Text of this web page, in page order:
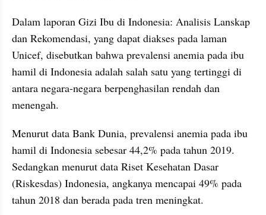
Dalam laporan Gizi Ibu di Indonesia: Analisis Lanskap
dan Rekomendasi, yang dapat diakses pada laman
Unicef, disebutkan bahwa prevalensi anemia pada ibu
hamil di Indonesia adalah salah satu yang tertinggi di
antara negara-negara berpenghasilan rendah dan
menengah.
Menurut data Bank Dunia, prevalensi anemia pada ibu
hamil di Indonesia sebesar 44,2% pada tahun 2019.
Sedangkan menurut data Riset Kesehatan Dasar
(Riskesdas) Indonesia, angkanya mencapai 49% pada
tahun 2018 dan berada pada tren meningkat.